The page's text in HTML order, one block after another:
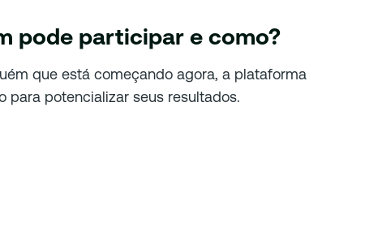
pode participar e como?
que está começando agora, a plataforma
para potencializar seus resultados.